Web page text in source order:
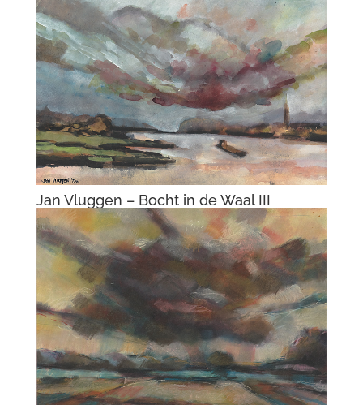
Jan Vluggen – De vogelmenner III
Jan Vluggen – Landschap met sneeuwbui